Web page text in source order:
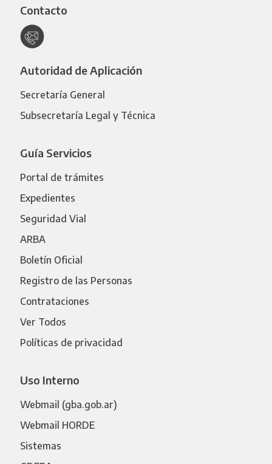
Contacto
Autoridad de Aplicación
Secretaría General
Subsecretaría Legal y Técnica
Guía Servicios
Portal de trámites
Expedientes
Seguridad Vial
ARBA
Boletín Oficial
Registro de las Personas
Contrataciones
Ver Todos
Políticas de privacidad
Uso Interno
Webmail (gba.gob.ar)
Webmail HORDE
Sistemas